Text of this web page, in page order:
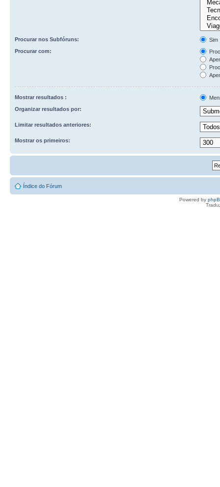
Procurar nos Subfóruns:
Sim
Procurar com:
Mostrar resultados :
Organizar resultados por:
Limitar resultados anteriores:
Mostrar os primeiros:
Índice do Fórum
Powered by